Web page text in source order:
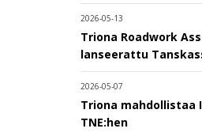
2026-05-13
Triona Roadwork
lanseerattu
2026-05-07
Triona mahdollistaa
TNE:hen